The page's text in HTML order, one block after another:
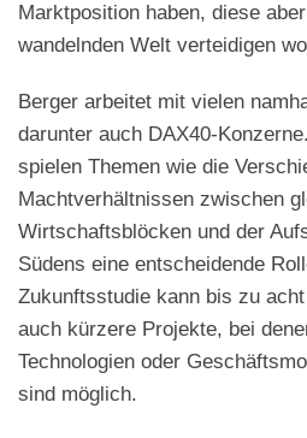
Marktposition haben, diese
wandelnden Welt verteidigen
Berger arbeitet mit vielen
darunter auch DAX40-
spielen Themen wie die
Machtverhältnissen zwischen
Wirtschaftsblöcken und der
Südens eine entscheidende
Zukunftsstudie kann bis zu
auch kürzere Projekte, bei
Technologien oder
sind möglich.